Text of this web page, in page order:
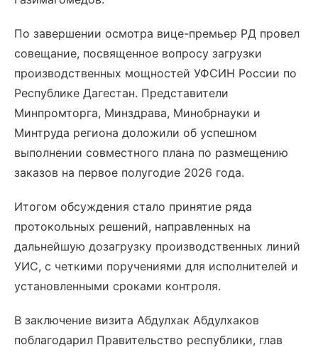
По завершении осмотра вице-премьер РД провел
совещание, посвященное вопросу загрузки
производственных мощностей УФСИН России по
Республике Дагестан. Представители
Минпромторга, Минздрава, Минобрнауки и
Минтруда региона доложили об успешном
выполнении совместного плана по размещению
заказов на первое полугодие 2026 года.
Итогом обсуждения стало принятие ряда
протокольных решений, направленных на
дальнейшую дозагрузку производственных линий
УИС, с четкими поручениями для исполнителей и
установленными сроками контроля.
В заключение визита Абдулхак Абдулхаков
поблагодарил Правительство республики, глав